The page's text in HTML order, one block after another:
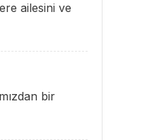
ailesini ve
bir